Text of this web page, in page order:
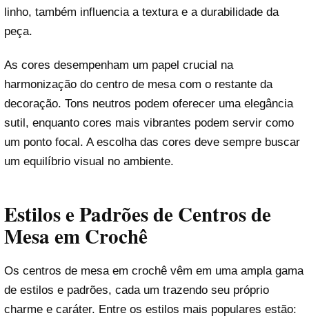
linho, também influencia a textura e a durabilidade da
peça.
As cores desempenham um papel crucial na
harmonização do centro de mesa com o restante da
decoração. Tons neutros podem oferecer uma elegância
sutil, enquanto cores mais vibrantes podem servir como
um ponto focal. A escolha das cores deve sempre buscar
um equilíbrio visual no ambiente.
Estilos e Padrões de Centros de
Mesa em Crochê
Os centros de mesa em crochê vêm em uma ampla gama
de estilos e padrões, cada um trazendo seu próprio
charme e caráter. Entre os estilos mais populares estão: